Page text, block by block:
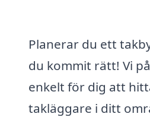
Planerar du ett
du kommit rätt! Vi
enkelt för dig att
takläggare i ditt